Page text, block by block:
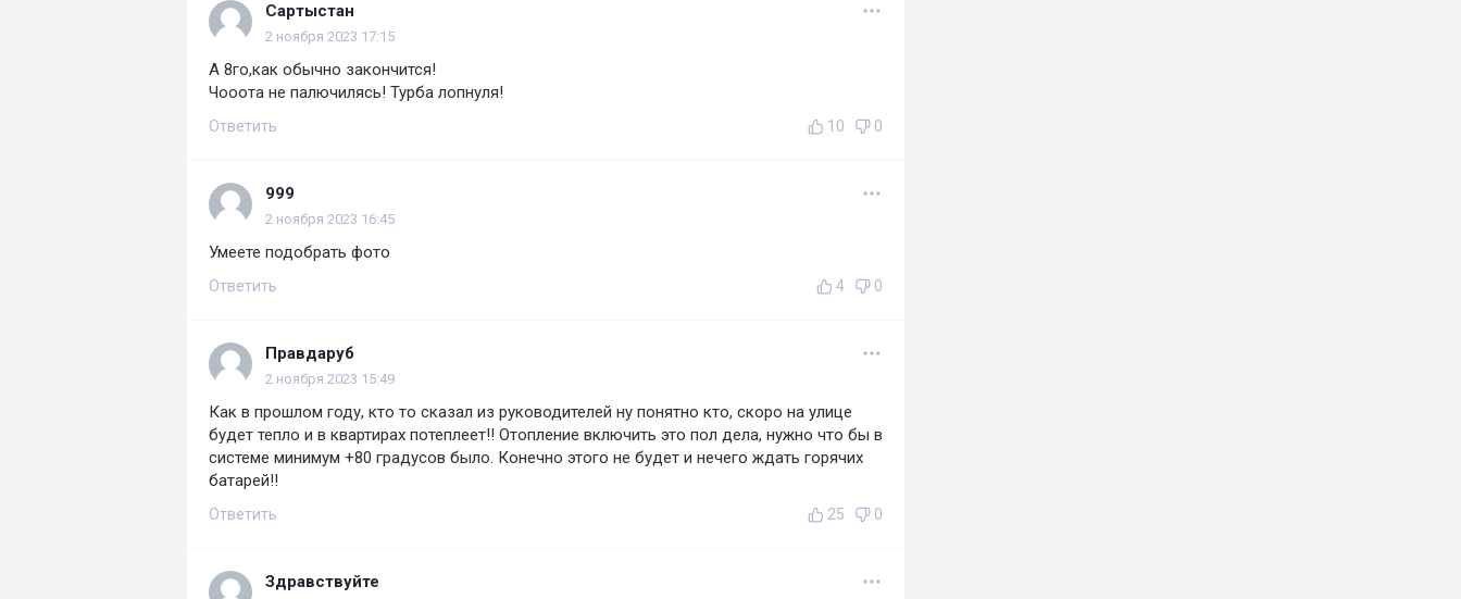
Сартыстан
2 ноября 2023 17:15
А 8го,как обычно закончится!
Чооота не палючилясь! Турба лопнуля!
Ответить 10 0
999
2 ноября 2023 16:45
Умеете подобрать фото
Ответить 4 0
Правдаруб
2 ноября 2023 15:49
Как в прошлом году, кто то сказал из руководителей ну понятно кто, скоро на улице
будет тепло и в квартирах потеплеет!! Отопление включить это пол дела, нужно что бы в
системе минимум +80 градусов было. Конечно этого не будет и нечего ждать горячих
батарей!!
Ответить 25 0
Здравствуйте